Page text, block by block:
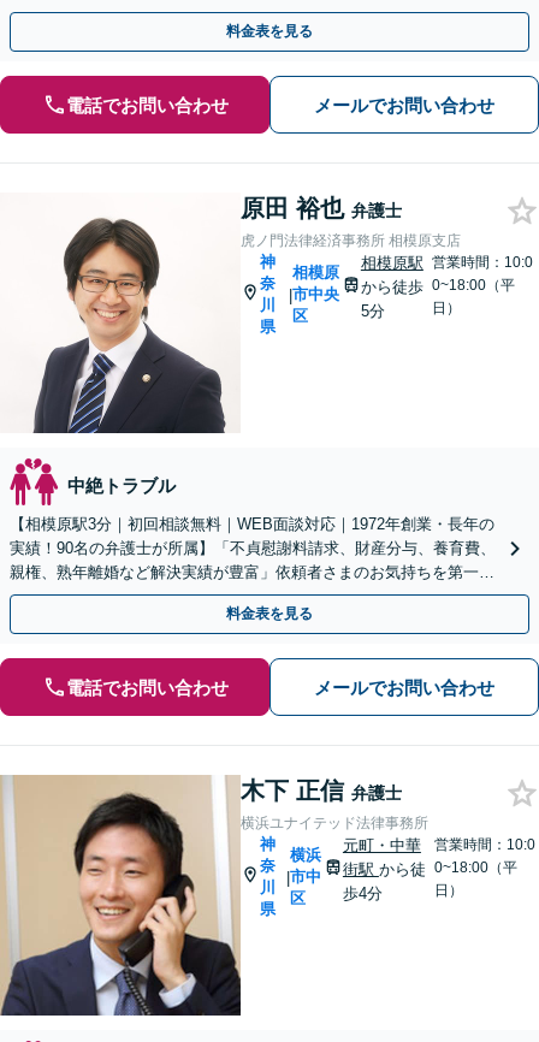
対応【オンライン面談OK】【夜間・休日相談可】
料金表を見る
電話でお問い合わせ メールでお問い合わせ
原田 裕也 弁護士
虎ノ門法律経済事務所 相模原支店
神
奈
川
県
|
相模原
市中央
区
相模原駅
から徒歩
5分
営業時間：10:0
0~18:00（平
日）
中絶トラブル
【相模原駅3分｜初回相談無料｜WEB面談対応｜1972年創業・長年の
実績！90名の弁護士が所属】「不貞慰謝料請求、財産分与、養育費、
親権、熟年離婚など解決実績が豊富」依頼者さまのお気持ちを第一に
考えた対応を心がけます【休日・夜間相談可】
料金表を見る
電話でお問い合わせ メールでお問い合わせ
木下 正信 弁護士
横浜ユナイテッド法律事務所
神
奈
川
県
|
横浜
市中
区
元町・中華
街駅 から徒
歩4分
営業時間：10:0
0~18:00（平
日）